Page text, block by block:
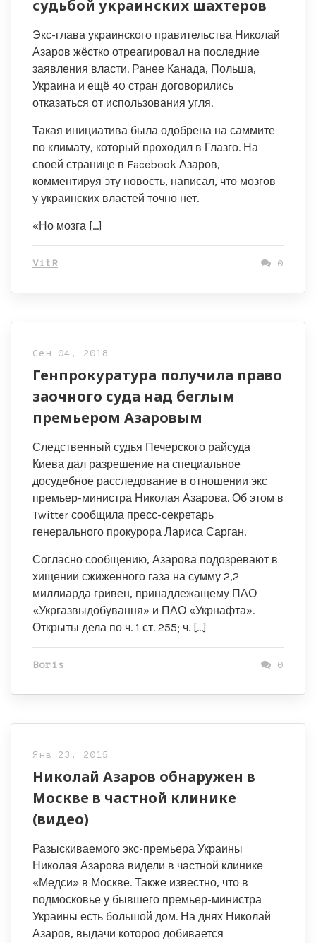
судьбой украинских шахтеров
Экс-глава украинского правительства Николай
Азаров жёстко отреагировал на последние
заявления власти. Ранее Канада, Польша,
Украина и ещё 40 стран договорились
отказаться от использования угля.
Такая инициатива была одобрена на саммите
по климату, который проходил в Глазго. На
своей странице в Facebook Азаров,
комментируя эту новость, написал, что мозгов
у украинских властей точно нет.
«Но мозга […]
VitR 0
Сен 04, 2018
Генпрокуратура получила право
заочного суда над беглым
премьером Азаровым
Следственный судья Печерского райсуда
Киева дал разрешение на специальное
досудебное расследование в отношении экс
премьер-министра Николая Азарова. Об этом в
Twitter сообщила пресс-секретарь
генерального прокурора Лариса Сарган.
Согласно сообщению, Азарова подозревают в
хищении сжиженного газа на сумму 2,2
миллиарда гривен, принадлежащему ПАО
«Укргазвыдобування» и ПАО «Укрнафта».
Открыты дела по ч. 1 ст. 255; ч. […]
Boris 0
Янв 23, 2015
Николай Азаров обнаружен в
Москве в частной клинике
(видео)
Разыскиваемого экс-премьера Украины
Николая Азарова видели в частной клинике
«Медси» в Москве. Также известно, что в
подмосковье у бывшего премьер-министра
Украины есть большой дом. На днях Николай
Азаров, выдачи котороо добивается